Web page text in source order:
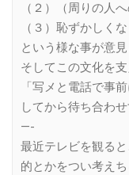
（２）（周りの人
（３）恥ずかしく
という様な事が意
そしてこの文化を
「写メと電話で事
してから待ち合わ
—-
最近テレビを観る
的とかをつい考えち